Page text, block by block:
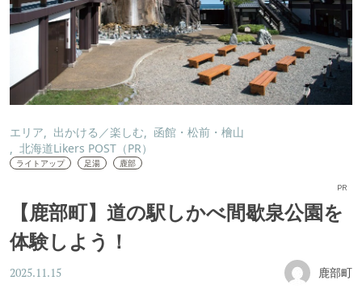
エリア 出かける／楽しむ
函館・松前・檜山
北海道Likers POST（PR）
ライトアップ 足湯 鹿部
PR
【鹿部町】道の駅しかべ間歇泉公園を
体験しよう！
2025.11.15 鹿部町